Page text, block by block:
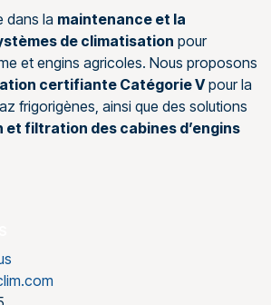
dans la maintenance et la
de climatisation pour
et engins agricoles. Nous proposons
certifiante Catégorie Vpour la
frigorigènes, ainsi que des solutions
filtration des cabines d’engins